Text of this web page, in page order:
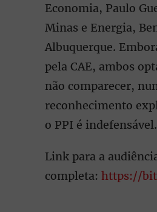
Economia, Paulo
Minas e Energia,
Albuquerque.
pela CAE, ambos
não comparecer,
reconhecimento
o PPI é indefensável.
Link para a
completa: https://